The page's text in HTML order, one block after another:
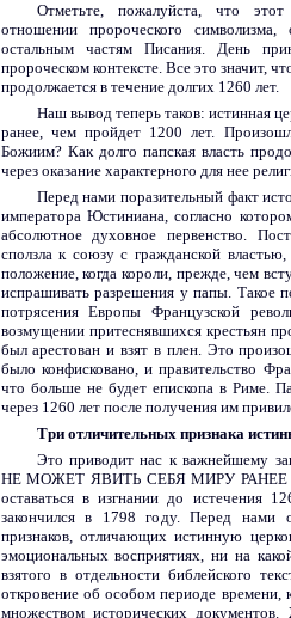
Отметьте, пожалуйста, что
отношении пророческого
остальным частям Писания. День
пророческом контексте. Все это значит,
продолжается в течение долгих 1260 лет.
Наш вывод теперь таков: истинная
ранее, чем пройдет 1200 лет.
Божиим? Как долго папская власть
через оказание характерного для нее
Перед нами поразительный факт
императора Юстиниана, согласно
абсолютное духовное первенство.
сползла к союзу с гражданской
положение, когда короли, прежде, чем
испрашивать разрешения у папы. Такое
потрясения Европы Французской
возмущении притеснявшихся крестьян
был арестован и взят в плен. Это
было конфисковано, и правительство
что больше не будет епископа в Риме.
через 1260 лет после получения им
Три отличительных признака
Это приводит нас к
НЕ МОЖЕТ ЯВИТЬ СЕБЯ МИРУ РАНЕЕ
оставаться в изгнании до истечения
закончился в 1798 году. Перед нами
признаков, отличающих истинную
эмоциональных восприятиях, ни на
взятого в отдельности библейского
откровение об особом периоде
множеством исторических